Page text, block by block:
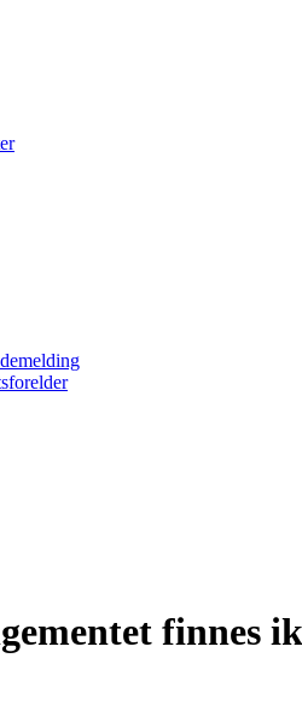
finnes